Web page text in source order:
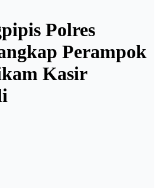
Polres
Perampok
Kasir